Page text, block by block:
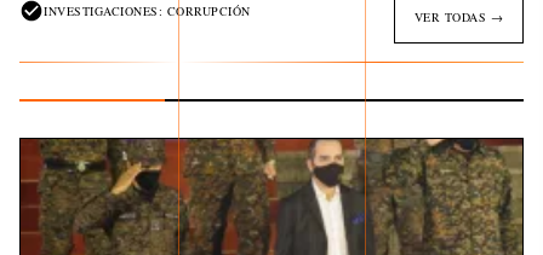
INVESTIGACIONES: CORRUPCIÓN VER TODAS →